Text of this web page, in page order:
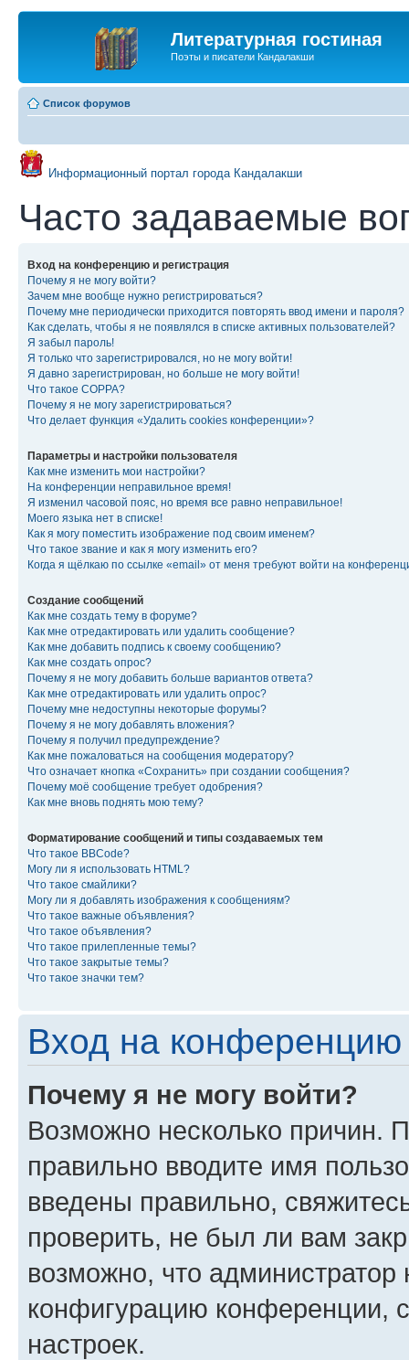
Литературная гостиная
Поэты и писатели Кандалакши
Список форумов
Информационный портал города Кандалакши
Часто задаваемые
Вход на конференцию и регистрация
Почему я не могу войти?
Зачем мне вообще нужно регистрироваться?
Почему мне периодически приходится повторять ввод имени и пароля?
Как сделать, чтобы я не появлялся в списке активных пользователей?
Я забыл пароль!
Я только что зарегистрировался, но не могу войти!
Я давно зарегистрирован, но больше не могу войти!
Что такое COPPA?
Почему я не могу зарегистрироваться?
Что делает функция «Удалить cookies конференции»?
Параметры и настройки пользователя
Как мне изменить мои настройки?
На конференции неправильное время!
Я изменил часовой пояс, но время все равно неправильное!
Моего языка нет в списке!
Как я могу поместить изображение под своим именем?
Что такое звание и как я могу изменить его?
Когда я щёлкаю по ссылке «email» от меня требуют войти на
Создание сообщений
Как мне создать тему в форуме?
Как мне отредактировать или удалить сообщение?
Как мне добавить подпись к своему сообщению?
Как мне создать опрос?
Почему я не могу добавить больше вариантов ответа?
Как мне отредактировать или удалить опрос?
Почему мне недоступны некоторые форумы?
Почему я не могу добавлять вложения?
Почему я получил предупреждение?
Как мне пожаловаться на сообщения модератору?
Что означает кнопка «Сохранить» при создании сообщения?
Почему моё сообщение требует одобрения?
Как мне вновь поднять мою тему?
Форматирование сообщений и типы создаваемых тем
Что такое BBCode?
Могу ли я использовать HTML?
Что такое смайлики?
Могу ли я добавлять изображения к сообщениям?
Что такое важные объявления?
Что такое объявления?
Что такое прилепленные темы?
Что такое закрытые темы?
Что такое значки тем?
Вход на конференцию
Почему я не могу войти?
Возможно несколько причин.
правильно вводите имя
введены правильно,
проверить, не был ли вам
возможно, что администратор
конфигурацию конференции,
настроек.